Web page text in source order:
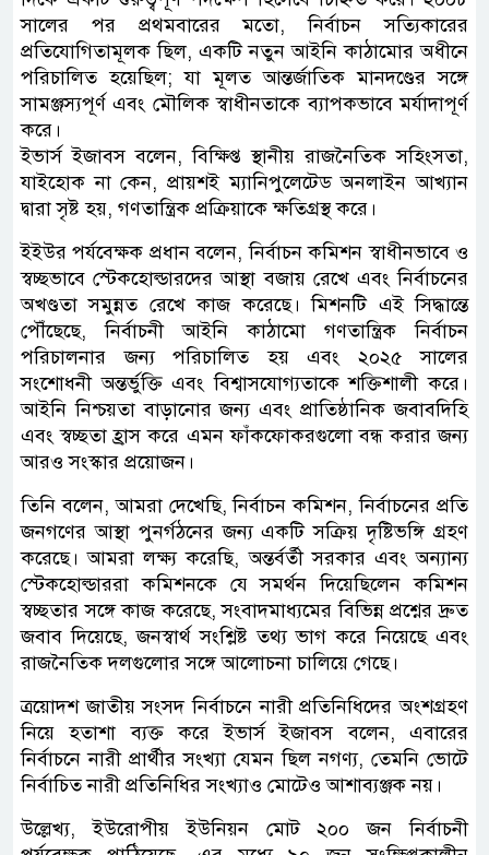
সালের পর প্রথমবারের মতো, নির্বাচন সত্যিকারের
প্রতিযোগিতামূলক ছিল, একটি নতুন আইনি কাঠামোর অধীনে
পরিচালিত হয়েছিল; যা মূলত আন্তর্জাতিক মানদণ্ডের সঙ্গে
সামঞ্জস্যপূর্ণ এবং মৌলিক স্বাধীনতাকে ব্যাপকভাবে মর্যাদাপূর্ণ
করে।
ইভার্স ইজাবস ব‌লেন, বিক্ষিপ্ত স্থানীয় রাজনৈতিক সহিংসতা,
যাইহোক না কেন, প্রায়শই ম্যানিপুলেটেড অনলাইন আখ্যান
দ্বারা সৃষ্ট হয়, গণতান্ত্রিক প্রক্রিয়াকে ক্ষতিগ্রস্থ করে।
ইইউর পর্য‌বেক্ষক প্রধান ব‌লেন, নির্বাচন কমিশন স্বাধীনভাবে ও
স্বচ্ছভাবে স্টেকহোল্ডারদের আস্থা বজায় রেখে এবং নির্বাচনের
অখণ্ডতা সমুন্নত রেখে কাজ করেছে। মিশনটি এই সিদ্ধান্তে
পৌঁছেছে, নির্বাচনী আইনি কাঠামো গণতান্ত্রিক নির্বাচন
পরিচালনার জন্য পরিচালিত হয় এবং ২০২৫ সালের
সংশোধনী অন্তর্ভুক্তি এবং বিশ্বাসযোগ্যতাকে শক্তিশালী করে।
আইনি নিশ্চয়তা বাড়ানোর জন্য এবং প্রাতিষ্ঠানিক জবাবদিহি
এবং স্বচ্ছতা হ্রাস করে এমন ফাঁকফোকরগুলো বন্ধ করার জন্য
আরও সংস্কার প্রয়োজন।
তি‌নি ব‌লেন, আমরা দেখেছি, নির্বাচন কমিশন, নির্বাচনের প্রতি
জনগণের আস্থা পুনর্গঠনের জন্য একটি সক্রিয় দৃষ্টিভঙ্গি গ্রহণ
করেছে। আমরা লক্ষ্য করেছি, অন্তর্বর্তী সরকার এবং অন্যান্য
স্টেকহোল্ডাররা কমিশনকে যে সমর্থন দিয়েছিলেন কমিশন
স্বচ্ছতার সঙ্গে কাজ করেছে, সংবাদমাধ্যমের বিভিন্ন প্রশ্নের দ্রুত
জবাব দিয়েছে, জনস্বার্থ সংশ্লিষ্ট তথ্য ভাগ করে নিয়েছে এবং
রাজনৈতিক দলগুলোর সঙ্গে আলোচনা চালিয়ে গেছে।
ত্রয়োদশ জাতীয় সংসদ নির্বাচনে নারী প্রতিনিধিদের অংশগ্রহণ
নিয়ে হতাশা ব্যক্ত করে ইভার্স ইজাবস বলেন, এবারের
নির্বাচনে নারী প্রার্থীর সংখ্যা যেমন ছিল নগণ্য, তেমনি ভোটে
নির্বাচিত নারী প্রতিনিধির সংখ্যাও মোটেও আশাব্যঞ্জক নয়।
উল্লেখ‌্য, ইউরোপীয় ইউনিয়ন মোট ২০০ জন নির্বাচনী